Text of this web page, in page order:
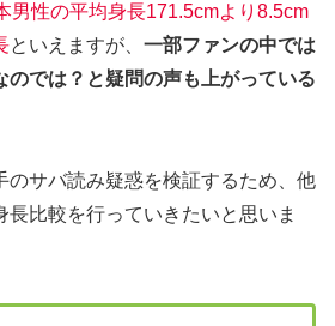
男性の平均身長171.5cmより8.5cm
といえますが、 一部ファンの中では
のでは？と疑問の声も上がっている
のサバ読み疑惑を検証するため、他
長比較を行っていきたいと思いま